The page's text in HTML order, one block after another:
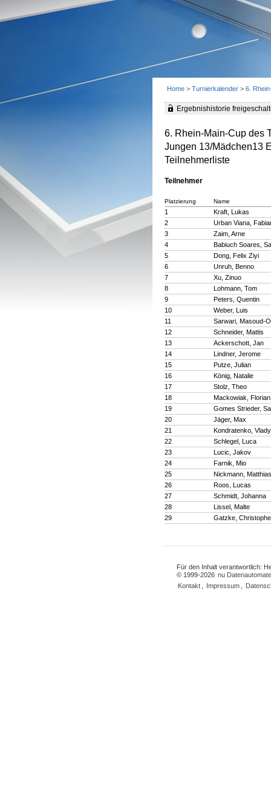
Home > Turnierkalender > 6.
Ergebnishistorie
6. Rhein-Main-Cup des
Jungen 13/Mädchen13
Teilnehmerliste
Teilnehmer
Platzierung Name
1
Kraft, Lukas
2
Urban Viana,
3
Zaim, Arne
4
Babiuch Soares,
5
Dong, Felix Ziyi
6
Unruh, Benno
7
Xu, Zinuo
8
Lohmann, Tom
9
Peters, Quentin
10
Weber, Luis
11
Sarwari, Masoud-
12
Schneider, Mattis
13
Ackerschott, Jan
14
Lindner, Jerome
15
Putze, Julian
16
König, Natalie
17
Stolz, Theo
18
Mackowiak, Florian
19
Gomes Strieder,
20
Jäger, Max
21
Kondratenko,
22
Schlegel, Luca
23
Lucic, Jakov
24
Farnik, Mio
25
Nickmann, Matthias
26
Roos, Lucas
27
Schmidt, Johanna
28
Lissel, Malte
29
Gatzke,
Für den Inhalt verantwortlich:
© 1999-2026 nu
Kontakt
Impressum